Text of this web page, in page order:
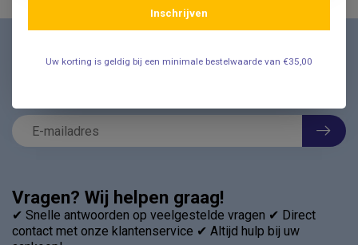
Vragen? Wij helpen graag!
✔ Snelle antwoorden op veelgestelde vragen ✔ Direct
contact met onze klantenservice ✔ Altijd hulp bij uw
Inschrijven
Uw korting is geldig bij een minimale bestelwaarde van €35,00